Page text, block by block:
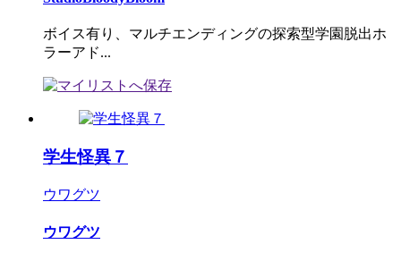
ボイス有り、マルチエンディングの探索型学園脱出ホ
ラーアド...
学生怪異７
ウワグツ
ウワグツ